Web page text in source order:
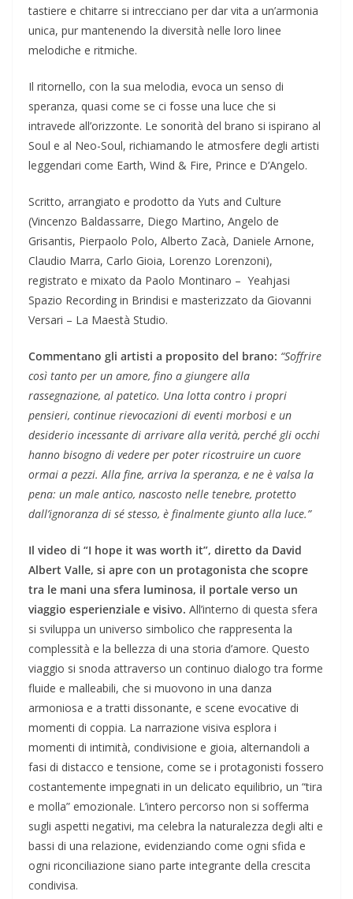
tastiere e chitarre si intrecciano per dar vita a un’armonia
unica, pur mantenendo la diversità nelle loro linee
melodiche e ritmiche.
Il ritornello, con la sua melodia, evoca un senso di
speranza, quasi come se ci fosse una luce che si
intravede all’orizzonte. Le sonorità del brano si ispirano al
Soul e al Neo-Soul, richiamando le atmosfere degli artisti
leggendari come Earth, Wind & Fire, Prince e D’Angelo.
Scritto, arrangiato e prodotto da Yuts and Culture
(Vincenzo Baldassarre, Diego Martino, Angelo de
Grisantis, Pierpaolo Polo, Alberto Zacà, Daniele Arnone,
Claudio Marra, Carlo Gioia, Lorenzo Lorenzoni),
registrato e mixato da Paolo Montinaro – Yeahjasi
Spazio Recording in Brindisi e masterizzato da Giovanni
Versari – La Maestà Studio.
Commentano gli artisti a proposito del brano: “Soffrire
così tanto per un amore, fino a giungere alla
rassegnazione, al patetico. Una lotta contro i propri
pensieri, continue rievocazioni di eventi morbosi e un
desiderio incessante di arrivare alla verità, perché gli occhi
hanno bisogno di vedere per poter ricostruire un cuore
ormai a pezzi. Alla fine, arriva la speranza, e ne è valsa la
pena: un male antico, nascosto nelle tenebre, protetto
dall’ignoranza di sé stesso, è finalmente giunto alla luce.”
Il video di “I hope it was worth it”, diretto da David
Albert Valle, si apre con un protagonista che scopre
tra le mani una sfera luminosa, il portale verso un
viaggio esperienziale e visivo. All’interno di questa sfera
si sviluppa un universo simbolico che rappresenta la
complessità e la bellezza di una storia d’amore. Questo
viaggio si snoda attraverso un continuo dialogo tra forme
fluide e malleabili, che si muovono in una danza
armoniosa e a tratti dissonante, e scene evocative di
momenti di coppia. La narrazione visiva esplora i
momenti di intimità, condivisione e gioia, alternandoli a
fasi di distacco e tensione, come se i protagonisti fossero
costantemente impegnati in un delicato equilibrio, un “tira
e molla” emozionale. L’intero percorso non si sofferma
sugli aspetti negativi, ma celebra la naturalezza degli alti e
bassi di una relazione, evidenziando come ogni sfida e
ogni riconciliazione siano parte integrante della crescita
condivisa.